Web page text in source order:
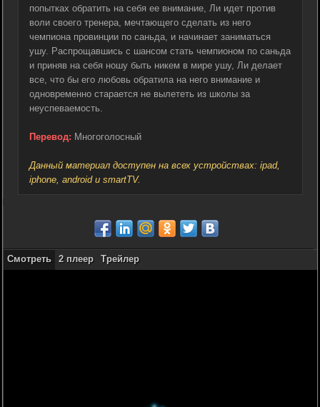
попытках обратить на себя ее внимание, Ли идет против
воли своего тренера, мечтающего сделать из него
чемпиона провинции по саньда, и начинает заниматься
ушу. Распрощавшись с шансом стать чемпионом по саньда
и приняв на себя ношу быть никем в мире ушу, Ли делает
все, что бы его любовь обратила на него внимание и
одновременно старается не вылететь из школы за
неуспеваемость.
Перевод: Многоголосный
Данный материал доступен на всех устройствах: ipad,
iphone, android и smartTV.
Смотреть 2 плеер Трейлер